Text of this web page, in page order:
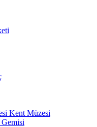
Kent Müzesi